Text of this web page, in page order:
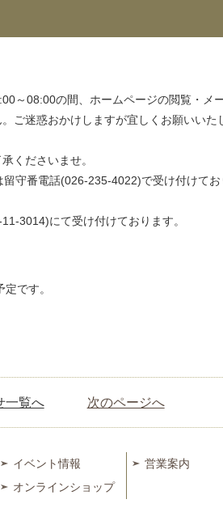
～08:00の間、ホームページの閲覧・メ
ご迷惑おかけしますが宜しくお願いいた
くださいませ。
守番電話(026-235-4022)で受け付けてお
3014)にて受け付けております。
です。
一覧へ 次のページへ
イベント情報
営業案内
オンラインショップ